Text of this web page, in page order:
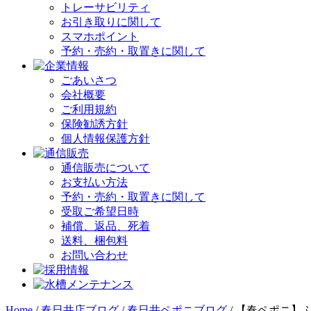
トレーサビリティ
お引き取りに関して
スマホポイント
予約・売約・取置きに関して
ごあいさつ
会社概要
ご利用規約
保険勧誘方針
個人情報保護方針
通信販売について
お支払い方法
予約・売約・取置きに関して
受取ご希望日時
補償、返品、死着
送料、梱包料
お問い合わせ